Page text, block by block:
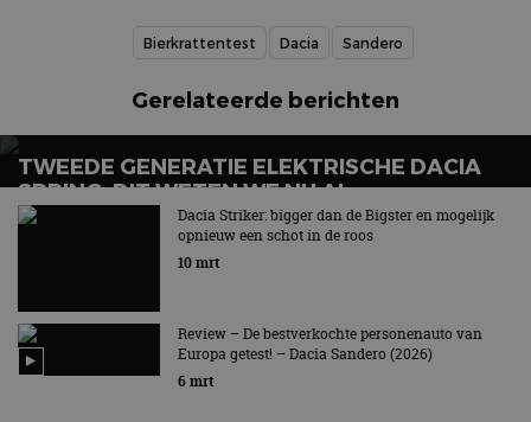
Bierkrattentest Dacia Sandero
Gerelateerde berichten
TWEEDE GENERATIE ELEKTRISCHE DACIA
SPRING, DIT WETEN WE NU AL
Op basis van Renault Twingo-platform
Dacia Striker: bigger dan de Bigster en mogelijk
opnieuw een schot in de roos
10 mrt
Review – De bestverkochte personenauto van
Europa getest! – Dacia Sandero (2026)
6 mrt